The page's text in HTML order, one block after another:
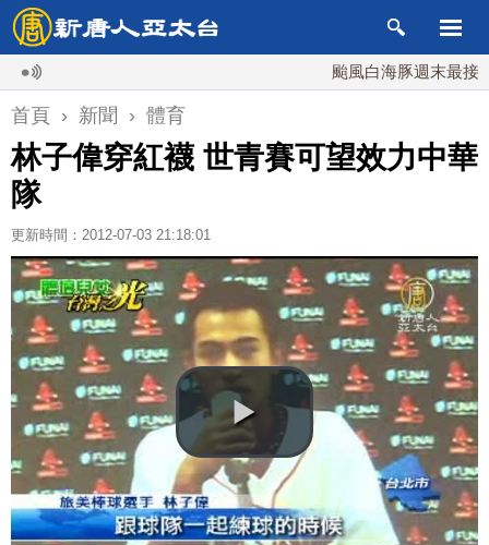
颱風白海豚週末最接近台灣
首頁 › 新聞 › 體育
林子偉穿紅襪 世青賽可望效力中華
隊
更新時間：2012-07-03 21:18:01